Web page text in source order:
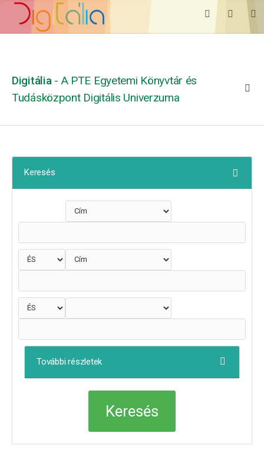
Digitália - A PTE Egyetemi Könyvtár és
Tudásközpont Digitális Univerzuma
Keresés
További részletek